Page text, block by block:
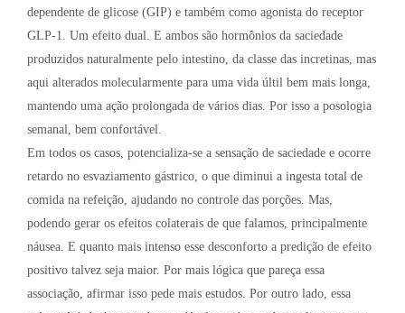
dependente de glicose (GIP) e também como agonista do receptor
GLP-1. Um efeito dual. E ambos são hormônios da saciedade
produzidos naturalmente pelo intestino, da classe das incretinas, mas
aqui alterados molecularmente para uma vida últil bem mais longa,
mantendo uma ação prolongada de vários dias. Por isso a posologia
semanal, bem confortável.
Em todos os casos, potencializa-se a sensação de saciedade e ocorre
retardo no esvaziamento gástrico, o que diminui a ingesta total de
comida na refeição, ajudando no controle das porções. Mas,
podendo gerar os efeitos colaterais de que falamos, principalmente
náusea. E quanto mais intenso esse desconforto a predição de efeito
positivo talvez seja maior. Por mais lógica que pareça essa
associação, afirmar isso pede mais estudos. Por outro lado, essa